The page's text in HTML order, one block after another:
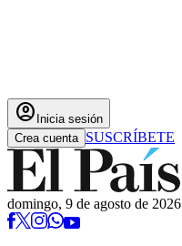
account_circle Inicia sesión
Crea cuenta SUSCRÍBETE
domingo, 9 de agosto de 2026